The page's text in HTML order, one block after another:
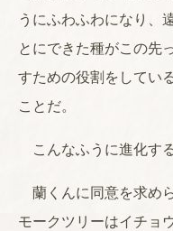
うにふわふわになり、
とにできた種がこの先
すための役割をしてい
ことだ。
こんなふうに進化す
蘭くんに同意を求め
モークツリーはイチョ